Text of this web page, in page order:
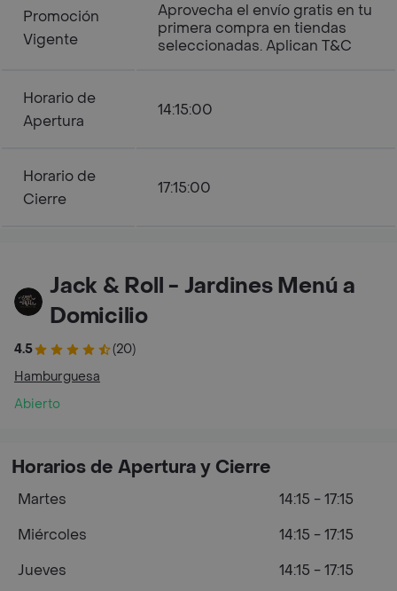
Promoción
Vigente
Aprovecha el envío gratis en tu
primera compra en tiendas
seleccionadas. Aplican T&C
Horario de
Apertura
14:15:00
Horario de
Cierre
17:15:00
Jack & Roll - Jardines Menú a
Domicilio
4.5
(20)
Hamburguesa
Abierto
Horarios de Apertura y Cierre
Martes
14:15 - 17:15
Miércoles
14:15 - 17:15
Jueves
14:15 - 17:15